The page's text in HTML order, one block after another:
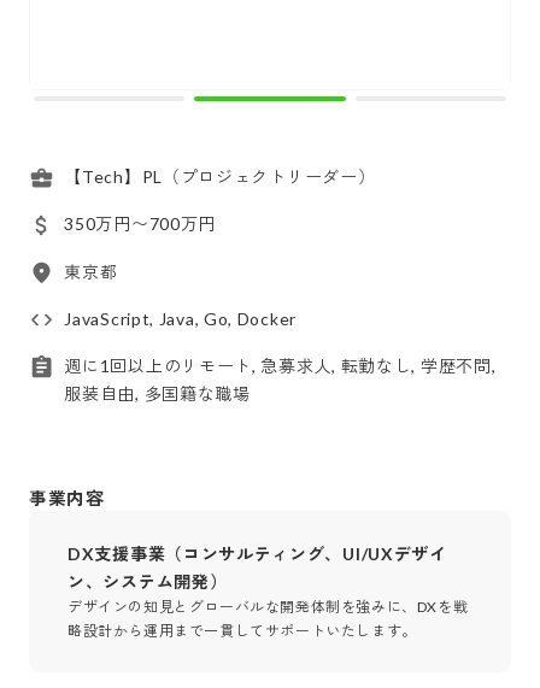
【Tech】PL（プロジェクトリーダー）
350万円〜700万円
東京都
JavaScript, Java, Go, Docker
週に1回以上のリモート, 急募求人, 転勤なし, 学歴不問,
服装自由, 多国籍な職場
事業内容
DX支援事業（コンサルティング、UI/UXデザイ
ン、システム開発）
デザインの知見とグローバルな開発体制を強みに、DXを戦
略設計から運用まで一貫してサポートいたします。